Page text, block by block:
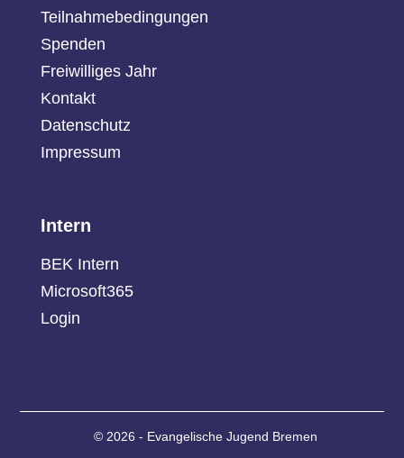
Teilnahmebedingungen
Spenden
Freiwilliges Jahr
Kontakt
Datenschutz
Impressum
Intern
BEK Intern
Microsoft365
Login
© 2026 - Evangelische Jugend Bremen